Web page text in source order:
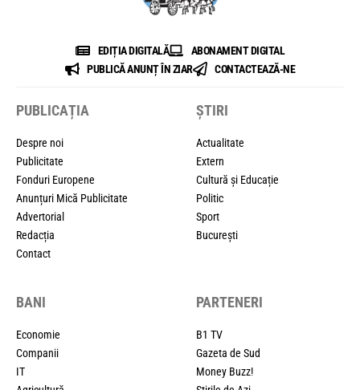
EDIȚIA DIGITALĂ
ABONAMENT DIGITAL
PUBLICĂ ANUNȚ ÎN ZIAR
CONTACTEAZĂ-NE
PUBLICAȚIA
Despre noi
Publicitate
Fonduri Europene
Anunțuri Mică Publicitate
Advertorial
Redacția
Contact
ȘTIRI
Actualitate
Extern
Cultură și Educație
Politic
Sport
București
BANI
Economie
Companii
IT
PARTENERI
B1 TV
Gazeta de Sud
Money Buzz!